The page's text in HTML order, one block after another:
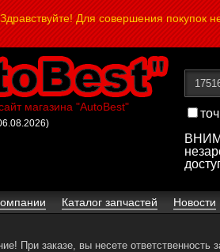
Здравствуйте! Для совершения покупок
магазина "AutoBest"
Каталог запчастей Новости
При заказе, вы несете ответственность